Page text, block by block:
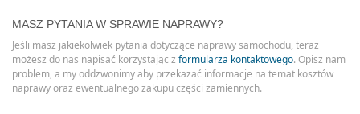
MASZ PYTANIA W SPRAWIE NAPRAWY?
Jeśli masz jakiekolwiek pytania dotyczące naprawy samochodu, teraz
możesz do nas napisać korzystając z formularza kontaktowego. Opisz nam
problem, a my oddzwonimy aby przekazać informacje na temat kosztów
naprawy oraz ewentualnego zakupu części zamiennych.